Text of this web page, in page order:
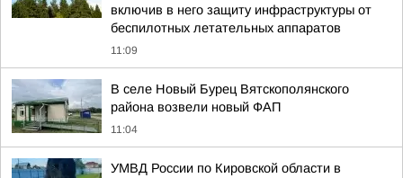
включив в него защиту инфраструктуры от
беспилотных летательных аппаратов
11:09
В селе Новый Бурец Вятскополянского
района возвели новый ФАП
11:04
УМВД России по Кировской области в